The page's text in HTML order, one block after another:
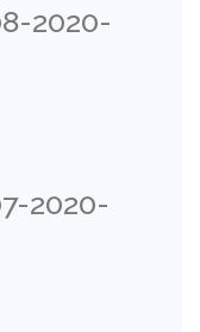
2020-
2020-